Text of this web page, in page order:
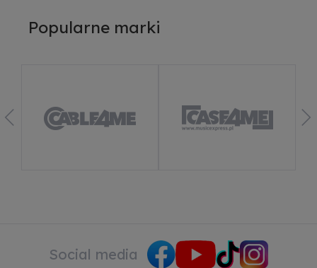
Popularne marki
Social media
Dowiedz się więcej